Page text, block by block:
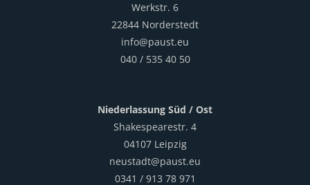
Werkstr. 6
22844 Norderstedt
info@paust.eu
040 / 535 40 50
Niederlassung Süd / Ost
Shakespearestr. 4
04107 Leipzig
neustadt@paust.eu
0341 / 913 78 971